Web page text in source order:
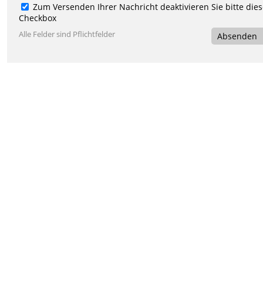
Zum Versenden Ihrer Nachricht deaktivieren Sie bitte
Checkbox
Alle Felder sind Pflichtfelder Absenden